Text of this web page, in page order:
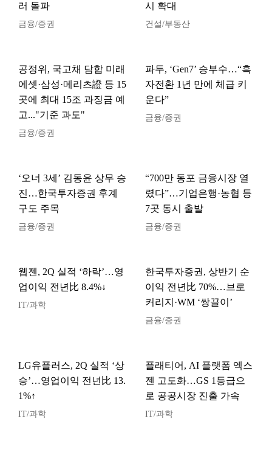
러 돌파
금융/증권
시 확대
건설/부동산
공정위, 국고채 담합 미래
에셋·삼성·메리츠證 등 15
곳에 최대 15조 과징금 예
고..."기준 과도"
금융/증권
파두, ‘Gen7’ 승부수…“흑
자전환 1년 만에 체급 키
운다”
금융/증권
‘오너 3세’ 김동윤 상무 승
진…한국투자증권 후계
구도 주목
금융/증권
“700만 동포 금융시장 열
렸다”…기업은행·농협 등
7곳 동시 출발
금융/증권
웹젠, 2Q 실적 ‘하락’…영
업이익 전년比 8.4%↓
IT/과학
한국투자증권, 상반기 순
이익 전년比 70%…브로
커리지·WM ‘쌍끌이’
금융/증권
LG유플러스, 2Q 실적 ‘상
승’…영업이익 전년比 13.
1%↑
IT/과학
플래티어, AI 플랫폼 엑스
젠 고도화…GS 1등급으
로 공공시장 진출 가속
IT/과학